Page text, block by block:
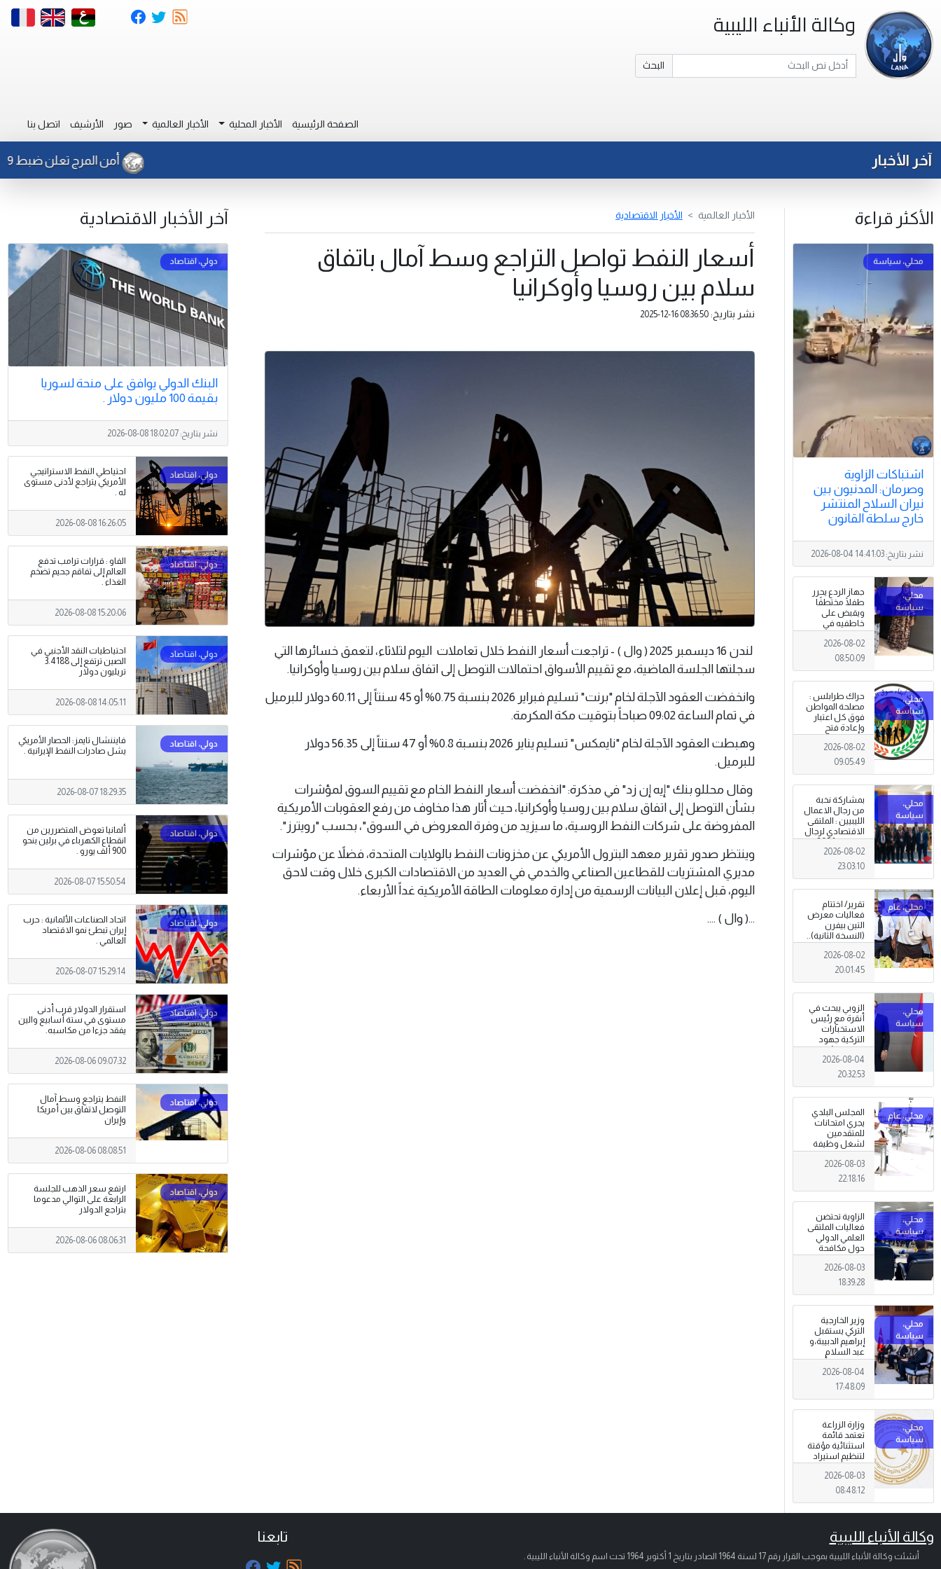
وكالة الأنباء الليبية
البحث
الصفحة الرئيسية الأخبار المحلية الأخبار العالمية صور الأرشيف اتصل بنا
آخر الأخبار أمن المرج تعلن ضبط 29 مهاجر غير شرعي شرق طلميثة. .
الأكثر قراءة
اشتباكات الزاوية
وصرمان: المدنيون بين
نيران السلاح المنتشر
خارج سلطة القانون
نشر بتاريخ:2026-08-04 14:41:03
جهاز الردع يحرر
طفلًا مختطفًا
ويقبض على
خاطفيه في
طرابلس
2026-08-02
08:50:09
حراك طرابلس :
مصلحة المواطن
فوق كل اعتبار
وإعادة فتح
المؤسسات
جاءت استجابةً
للإرادة الشعبية
2026-08-02
09:05:49
بمشاركة نخبة
من رجال الاعمال
الليبيين : الملتقى
الاقتصادي لرجال
الاعمال 2026
تبدأ فعاليات
بمدينة سرت .
2026-08-02
23:03:10
تقرير/ اختتام
فعاليات معرض
التين بيفرن
(النسخة الثانية)..
تظاهرة وطنية
وصمود
للمزارعين في
2026-08-02
20:01:45
الزوبي يبحث في
أنقرة مع رئيس
الاستخبارات
التركية جهود
توحيد المؤسسة
العسكرية على
أسس مهنية
2026-08-04
20:32:53
المجلس البلدي
يجري امتحانات
للمتقدمين
لشغل وظيفة
مختار محلة .
2026-08-03
22:18:16
الزاوية تحتضن
فعاليات الملتقى
العلمي الدولي
حول مكافحة
الجرائم المالية
وتهديدات الأمن
القومي
2026-08-03
18:39:28
وزير الخارجية
التركي يستقبل
إبراهيم الدبيبة،و
عبد السلام
الزوبي في أنقرة
2026-08-04
17:48:09
وزارة الزراعة
تعتمد قائمة
استثنائية مؤقتة
لتنظيم استيراد
وتداول المبيدات
الزراعية
2026-08-03
08:48:12
الأخبار العالمية الأخبار الاقتصادية
أسعار النفط تواصل التراجع وسط آمال باتفاق
سلام بين روسيا وأوكرانيا
نشر بتاريخ: 2025-12-16 08:36:50
لندن 16 ديسمبر 2025 ( وال ) - تراجعت أسعار النفط خلال تعاملات اليوم لثلاثاء، لتعمق خسائرها التي
سجلتها الجلسة الماضية، مع تقييم الأسواق احتمالات التوصل إلى اتفاق سلام بين روسيا وأوكرانيا.
وانخفضت العقود الآجلة لخام "برنت" تسليم فبراير 2026 بنسبة 0.75% أو 45 سنتاً إلى 60.11 دولار للبرميل
في تمام الساعة 09:02 صباحاً بتوقيت مكة المكرمة.
وهبطت العقود الآجلة لخام "نايمكس" تسليم يناير 2026 بنسبة 0.8% أو 47 سنتاً إلى 56.35 دولار
للبرميل.
وقال محللو بنك "إيه إن زد" في مذكرة: "انخفضت أسعار النفط الخام مع تقييم السوق لمؤشرات
بشأن التوصل إلى اتفاق سلام بين روسيا وأوكرانيا، حيث أثار هذا مخاوف من رفع العقوبات الأمريكية
المفروضة على شركات النفط الروسية، ما سيزيد من وفرة المعروض في السوق"، بحسب "رويترز".
وينتظر صدور تقرير معهد البترول الأمريكي عن مخزونات النفط بالولايات المتحدة، فضلاً عن مؤشرات
مديري المشتريات للقطاعين الصناعي والخدمي في العديد من الاقتصادات الكبرى خلال وقت لاحق
اليوم، قبل إعلان البيانات الرسمية من إدارة معلومات الطاقة الأمريكية غداً الأربعاء.
...( وال ) ....
آخر الأخبار الاقتصادية
البنك الدولي يوافق على منحة لسوريا
بقيمة 100 مليون دولار .
نشر بتاريخ:2026-08-08 18:02:07
احتياطي النفط الاستراتيجي
الأمريكي يتراجع لأدنى مستوى
له .
2026-08-08 16:26:05
الفاو : قرارات ترامب تدفع
العالم إلى تفاقم جحيم تضخم
الغذاء .
2026-08-08 15:20:06
احتياطيات النقد الأجنبي في
الصين ترتفع إلى 3.4188
تريليون دولار
2026-08-08 14:05:11
فايننشال تايمز: الحصار الأمريكي
يشل صادرات النفط الإيرانية .
2026-08-07 18:29:35
ألمانيا تعوض المتضررين من
انقطاع الكهرباء في برلين بنحو
900 ألف يورو .
2026-08-07 15:50:54
اتحاد الصناعات الألمانية : حرب
إيران تبطئ نمو الاقتصاد
العالمي .
2026-08-07 15:29:14
استقرار الدولار قرب أدنى
مستوى في ستة أسابيع والين
يفقد جزءا من مكاسبه.
2026-08-06 09:07:32
النفط يتراجع وسط آمال
التوصل لاتفاق بين أمريكا
وإيران
2026-08-06 08:08:51
ارتفع سعر الذهب للجلسة
الرابعة على التوالي مدعوما
بتراجع الدولار
2026-08-06 08:06:31
وكالة الأنباء الليبية
أنشئت وكالة الأنباء الليبية بموجب القرار رقم 17 لسنة 1964 الصادر بتاريخ 1 أكتوبر 1964 تحت اسم وكالة الأنباء الليبية .
تابعنا